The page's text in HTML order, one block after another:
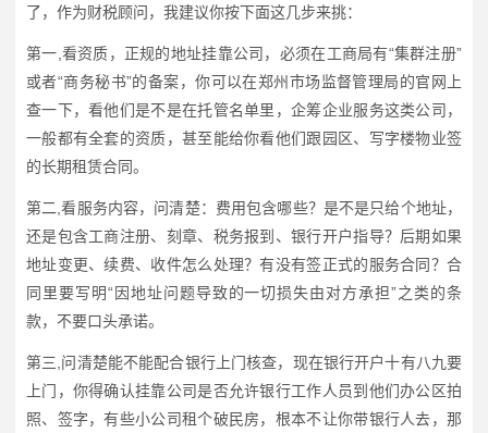
了，作为财税顾问，我建议你按下面这几步来挑：
第一,看资质，正规的地址挂靠公司，必须在工商局有“集群注册”
或者“商务秘书”的备案，你可以在郑州市场监督管理局的官网上
查一下，看他们是不是在托管名单里，企筹企业服务这类公司，
一般都有全套的资质，甚至能给你看他们跟园区、写字楼物业签
的长期租赁合同。
第二,看服务内容，问清楚：费用包含哪些？是不是只给个地址，
还是包含工商注册、刻章、税务报到、银行开户指导？后期如果
地址变更、续费、收件怎么处理？有没有签正式的服务合同？合
同里要写明“因地址问题导致的一切损失由对方承担”之类的条
款，不要口头承诺。
第三,问清楚能不能配合银行上门核查，现在银行开户十有八九要
上门，你得确认挂靠公司是否允许银行工作人员到他们办公区拍
照、签字，有些小公司租个破民房，根本不让你带银行人去，那